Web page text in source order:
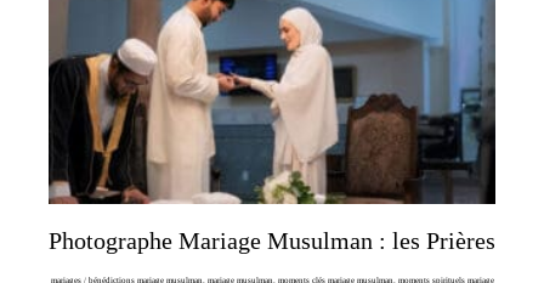
Photographe Mariage Musulman : les Prières
mariages / bénédictions mariage musulman, mariage musulman, moments clés mariage musulman, moments spirituels mariage